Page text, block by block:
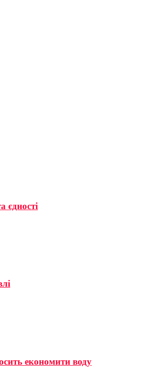
єдності
економити воду